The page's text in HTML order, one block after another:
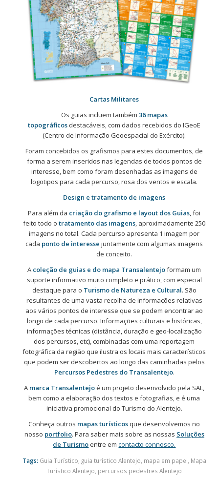
Cartas Militares
Os guias incluem também 36 mapas
topográficos destacáveis, com dados recebidos do IGeoE
(Centro de Informação Geoespacial do Exército).
Foram concebidos os grafismos para estes documentos, de
forma a serem inseridos nas legendas de todos pontos de
interesse, bem como foram desenhadas as imagens de
logotipos para cada percurso, rosa dos ventos e escala.
Design e tratamento de imagens
Para além da criação do grafismo e layout dos Guias, foi
feito todo otratamento das imagens, aproximadamente 250
imagens no total. Cada percurso apresenta 1 imagem por
cada ponto de interesse juntamente com algumas imagens
de conceito.
A coleção de guias e do mapa Transalentejoformam um
suporte informativo muito completo e prático, com especial
destaque para o Turismo de Natureza e Cultural. São
resultantes de uma vasta recolha de informações relativas
aos vários pontos de interesse que se podem encontrar ao
longo de cada percurso. Informações culturais e históricas,
informações técnicas (distância, duração e geo-localização
dos percursos, etc), combinadas com uma reportagem
fotográfica da região que ilustra os locais mais característicos
que podem ser descobertos ao longo das caminhadas pelos
Percursos Pedestres do Transalentejo.
A marca Transalentejoé um projeto desenvolvido pela SAL,
bem como a elaboração dos textos e fotografias, e é uma
iniciativa promocional do Turismo do Alentejo.
Conheça outros mapasturísticosque desenvolvemos no
nosso portfolio. Para saber mais sobre as nossas Soluções
de Turismoentre emcontacto connosco.
Tags: Guia Turístico guia turístico Alentejo mapa em papel Mapa
Turístico Alentejo percursos pedestres Alentejo